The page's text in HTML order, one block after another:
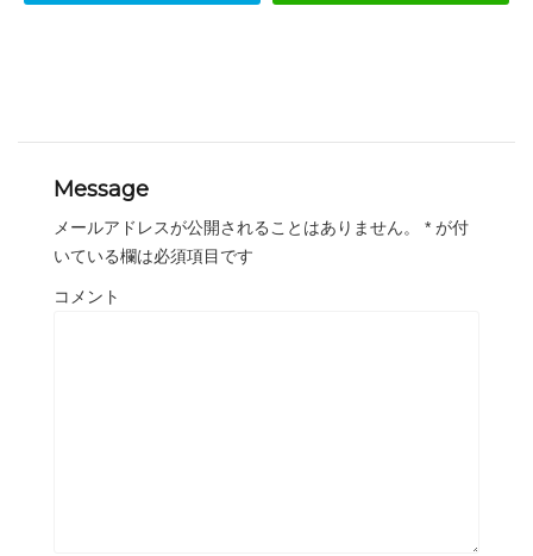
Message
メールアドレスが公開されることはありません。 * が付
いている欄は必須項目です
コメント